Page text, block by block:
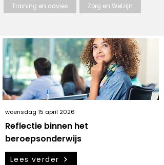
Training en advies Zorg en Welzijn
woensdag 15 april 2026
Reflectie binnen het
beroepsonderwijs
Lees verder